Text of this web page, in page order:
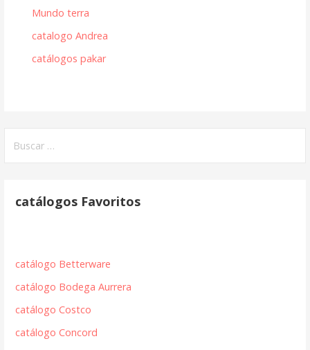
Mundo terra
catalogo Andrea
catálogos pakar
catálogos Favoritos
catálogo Betterware
catálogo Bodega Aurrera
catálogo Costco
catálogo Concord